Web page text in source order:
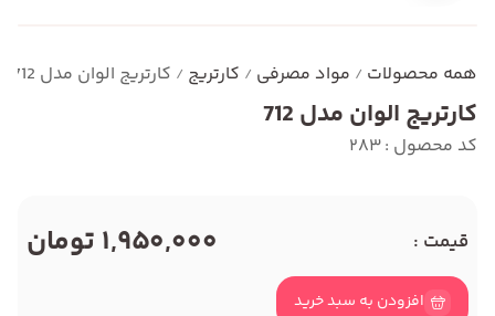
همه محصولات / مواد مصرفی / کارتریج / کارتریج الوان مدل 712
کارتریج الوان مدل 712
کد محصول : 283
قیمت : 1,950,000 تومان
افزودن به سبد خرید